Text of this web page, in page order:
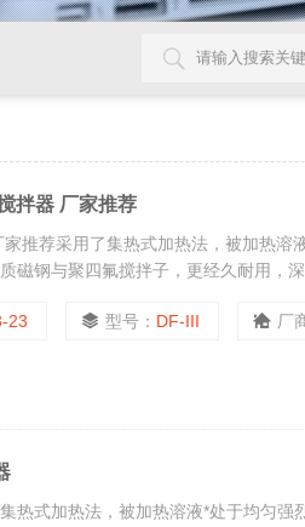
拌器 厂家推荐
推荐采用了集热式加热法，被加热溶
磁钢与聚四氟搅拌子，更经久耐用，深
23 型号： DF-III 厂
热式加热法，被加热溶液*处于均匀强